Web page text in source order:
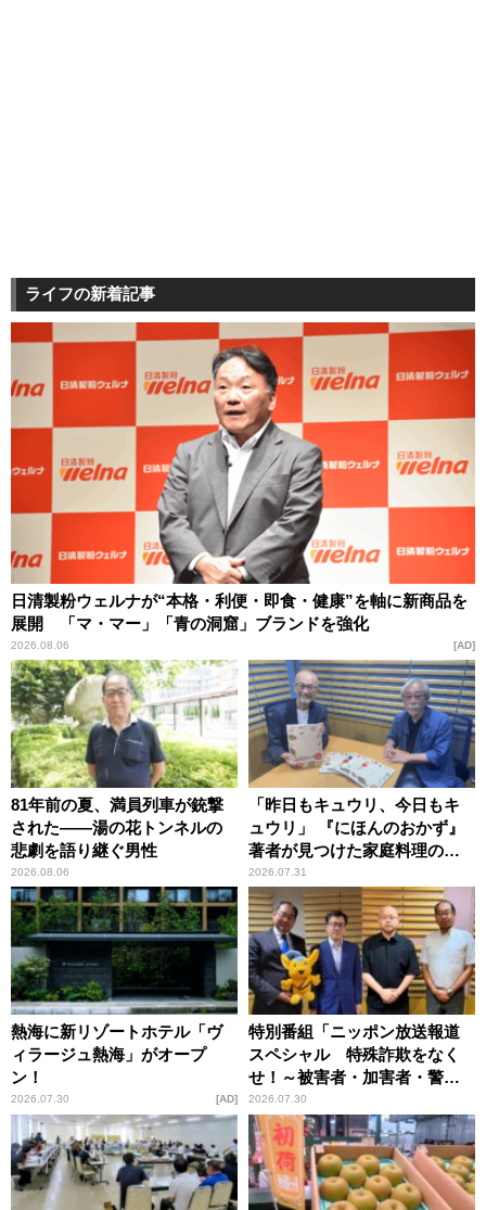
ライフの新着記事
日清製粉ウェルナが“本格・利便・即食・健康”を軸に新商品を
展開 「マ・マー」「青の洞窟」ブランドを強化
2026.08.06 AD
81年前の夏、満員列車が銃撃
された――湯の花トンネルの
悲劇を語り継ぐ男性
2026.08.06
「昨日もキュウリ、今日もキ
ュウリ」 『にほんのおかず』
著者が見つけた家庭料理の知
恵
2026.07.31
熱海に新リゾートホテル「ヴ
ィラージュ熱海」がオープ
ン！
2026.07.30 AD
特別番組「ニッポン放送報道
スペシャル 特殊詐欺をなく
せ！～被害者・加害者・警視
庁が語るトクリュウの実態
～」放送
2026.07.30